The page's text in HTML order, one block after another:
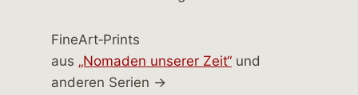
FineArt‑Prints
aus „Nomaden unserer Zeit“ und
anderen Serien →